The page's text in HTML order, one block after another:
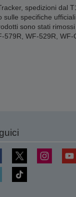
spedizioni dal
specifiche ufficiali
sono stati
579R, WF-529R, WF-